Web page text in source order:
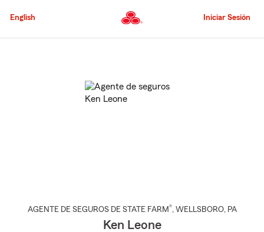
al
principal
English Iniciar Sesión
AGENTE DE SEGUROS DE STATE FARM®, WELLSBORO, PA
Ken Leone